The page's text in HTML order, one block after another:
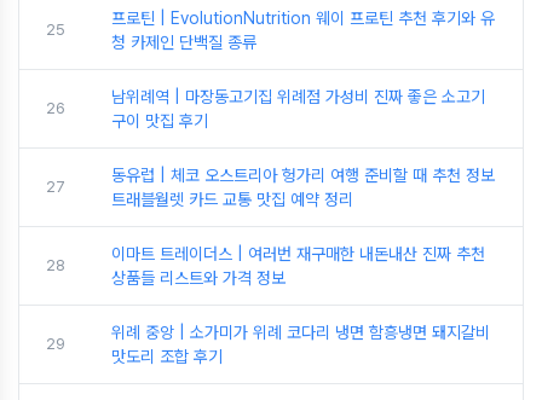
25
프로틴 | EvolutionNutrition 웨이 프로틴 추천 후기와 유
청 카제인 단백질 종류
26
남위례역 | 마장동고기집 위례점 가성비 진짜 좋은 소고기
구이 맛집 후기
27
동유럽 | 체코 오스트리아 헝가리 여행 준비할 때 추천 정보
트래블월렛 카드 교통 맛집 예약 정리
28
이마트 트레이더스 | 여러번 재구매한 내돈내산 진짜 추천
상품들 리스트와 가격 정보
29
위례 중앙 | 소가미가 위례 코다리 냉면 함흥냉면 돼지갈비
맛도리 조합 후기